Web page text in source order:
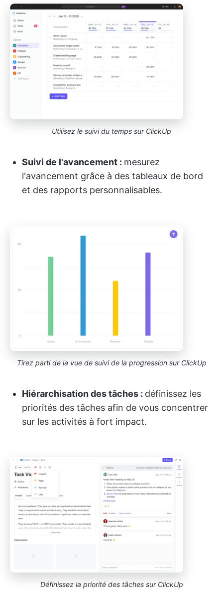
Utilisez le suivi du temps sur ClickUp
Suivi de l'avancement : mesurez
l'avancement grâce à des tableaux de bord
et des rapports personnalisables.
Tirez parti de la vue de suivi de la progression sur ClickUp
Hiérarchisation des tâches : définissez les
priorités des tâches afin de vous concentrer
sur les activités à fort impact.
Définissez la priorité des tâches sur ClickUp